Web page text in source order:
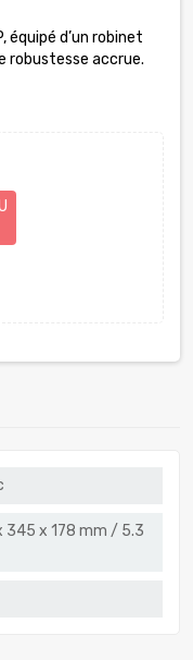
équipé d’un robinet
robustesse accrue.
345 x 178 mm / 5.3